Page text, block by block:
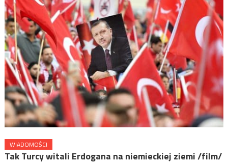
WIADOMOŚCI
Tak Turcy witali Erdogana na niemieckiej ziemi /film/